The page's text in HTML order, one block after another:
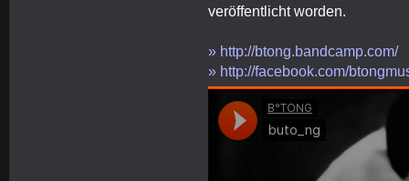
veröffentlicht worden.
» http://btong.bandcamp.com/
» http://facebook.com/